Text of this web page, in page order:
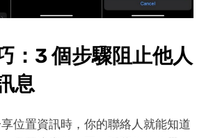
：3 個步驟阻止他人
息
位置資訊時，你的聯絡人就能知道